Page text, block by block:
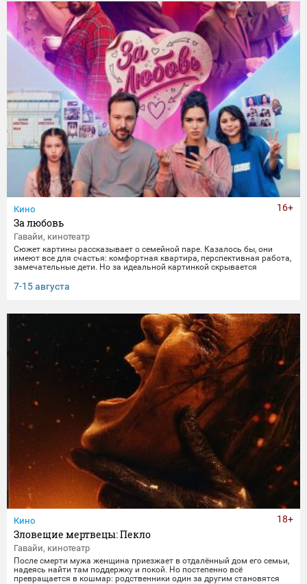
Кино
За любовь
Гавайи, кинотеатр
Сюжет картины рассказывает о семейной паре. Казалось бы, они
имеют все для счастья: комфортная квартира, перспективная работа,
замечательные дети. Но за идеальной картинкой скрывается
жизнью, убегая от рутины и последствий быта. Однажды пара
получает бутылку с волшебным напитком. Теперь их жизнь — это
7-15 августа
16+
Кино
Зловещие мертвецы: Пекло
Гавайи, кинотеатр
После смерти мужа женщина приезжает в отдалённый дом его семьи,
надеясь найти там поддержку и покой. Но постепенно всё
превращается в кошмар: родственники один за другим становятся
18+